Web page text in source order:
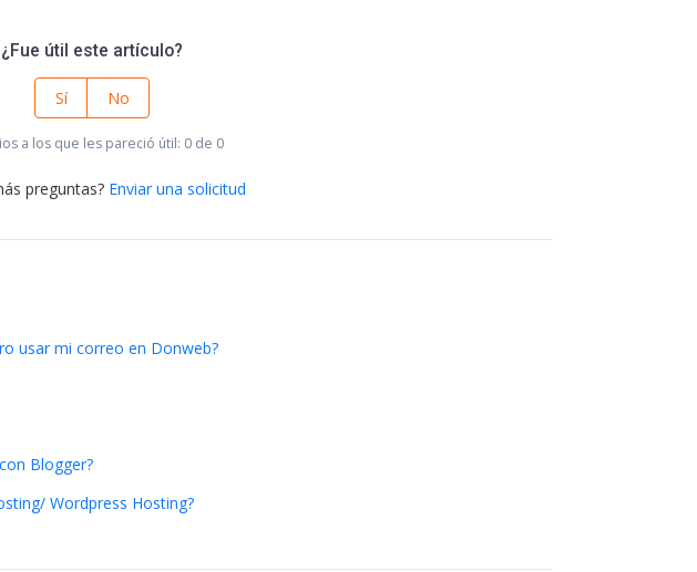
¿Fue útil este artículo?
Sí No
a los que les pareció útil: 0 de 0
preguntas? Enviar una solicitud
usar mi correo en Donweb?
Blogger?
Wordpress Hosting?